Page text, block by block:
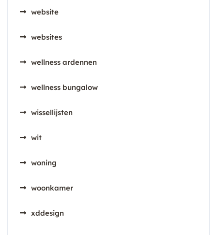
website
websites
wellness ardennen
wellness bungalow
wissellijsten
wit
woning
woonkamer
xddesign